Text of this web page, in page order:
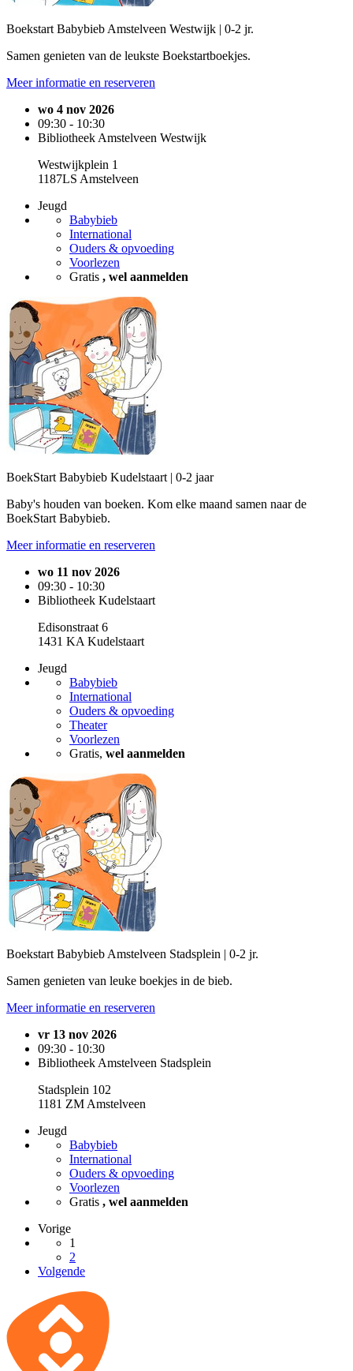
Boekstart Babybieb Amstelveen Westwijk | 0-2 jr.
Samen genieten van de leukste Boekstartboekjes.
Meer informatie en reserveren
wo 4 nov 2026
09:30 - 10:30
Bibliotheek Amstelveen Westwijk
Westwijkplein 1
1187LS Amstelveen
Jeugd
Babybieb
International
Ouders & opvoeding
Voorlezen
Gratis , wel aanmelden
BoekStart Babybieb Kudelstaart | 0-2 jaar
Baby's houden van boeken. Kom elke maand samen naar de
BoekStart Babybieb.
Meer informatie en reserveren
wo 11 nov 2026
09:30 - 10:30
Bibliotheek Kudelstaart
Edisonstraat 6
1431 KA Kudelstaart
Jeugd
Babybieb
International
Ouders & opvoeding
Theater
Voorlezen
Gratis, wel aanmelden
Boekstart Babybieb Amstelveen Stadsplein | 0-2 jr.
Samen genieten van leuke boekjes in de bieb.
Meer informatie en reserveren
vr 13 nov 2026
09:30 - 10:30
Bibliotheek Amstelveen Stadsplein
Stadsplein 102
1181 ZM Amstelveen
Jeugd
Babybieb
International
Ouders & opvoeding
Voorlezen
Gratis , wel aanmelden
Vorige
1
2
Volgende